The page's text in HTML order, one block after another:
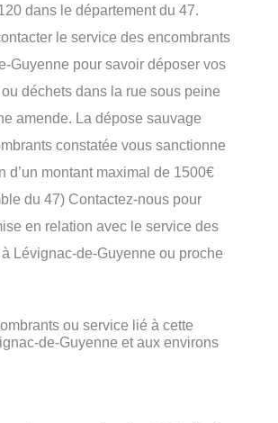
dans le département du 47.
le service des encombrants
Guyenne pour savoir déposer vos
déchets dans la rue sous peine
amende. La dépose sauvage
constatée vous sanctionne
d’un montant maximal de 1500€
du 47) Contactez-nous pour
en relation avec le service des
Lévignac-de-Guyenne ou proche
ou service lié à cette
de-Guyenne et aux environs